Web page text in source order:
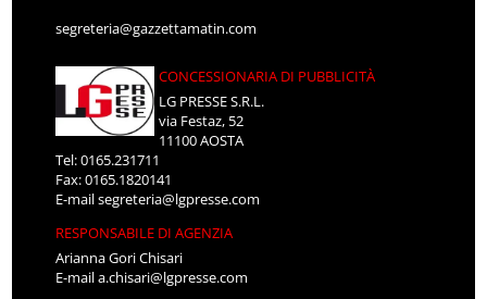
segreteria@gazzettamatin.com
CONCESSIONARIA DI PUBBLICITÀ
LG PRESSE S.R.L.
via Festaz, 52
11100 AOSTA
Tel: 0165.231711
Fax: 0165.1820141
E-mailsegreteria@lgpresse.com
RESPONSABILE DI AGENZIA
Arianna Gori Chisari
E-maila.chisari@lgpresse.com